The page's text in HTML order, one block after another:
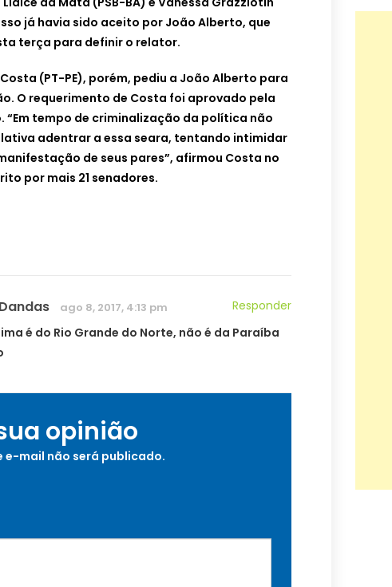
já havia sido aceito por João Alberto, que
terça para definir o relator.
(PT-PE), porém, pediu a João Alberto para
O requerimento de Costa foi aprovado pela
“Em tempo de criminalização da política não
adentrar a essa seara, tentando intimidar
de seus pares”, afirmou Costa no
por mais 21 senadores.
ago 8, 2017, 4:13 pm
Responder
é do Rio Grande do Norte, não é da Paraíba
opinião
e-mail não será publicado.